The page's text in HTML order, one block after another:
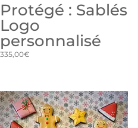
Protégé : Sablés
Logo
personnalisé
335,00€